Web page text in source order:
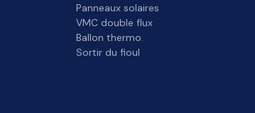
Panneaux solaires
VMC double flux
Ballon thermo.
Sortir du fioul